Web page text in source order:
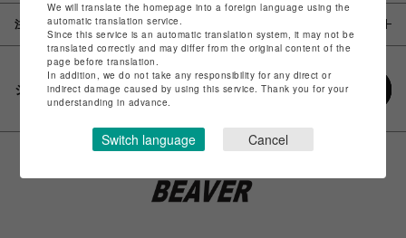
注意事項
シェアする
We will translate the homepage into a foreign language using the
automatic translation service.
Since this service is an automatic translation system, it may not be
translated correctly and may differ from the original content of the
page before translation.
In addition, we do not take any responsibility for any direct or
indirect damage caused by using this service. Thank you for your
understanding in advance.
Switch language Cancel